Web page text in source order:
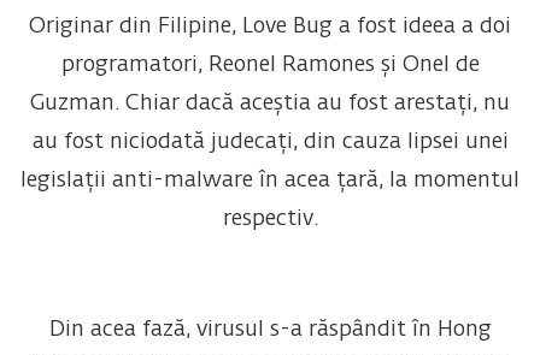
Originar din Filipine, Love Bug a fost ideea a doi
programatori, Reonel Ramones și Onel de
Guzman. Chiar dacă aceștia au fost arestați, nu
au fost niciodată judecați, din cauza lipsei unei
legislații anti-malware în acea țară, la momentul
respectiv.
Din acea fază, virusul s-a răspândit în Hong